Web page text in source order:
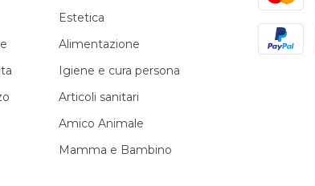
Estetica
Alimentazione
Igiene e cura persona
Articoli sanitari
Amico Animale
Mamma e Bambino
PayPal